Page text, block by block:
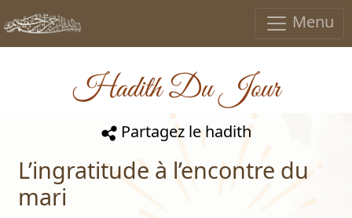
Menu
Hadith Du Jour
Partagez le hadith
L’ingratitude à l’encontre du
mari